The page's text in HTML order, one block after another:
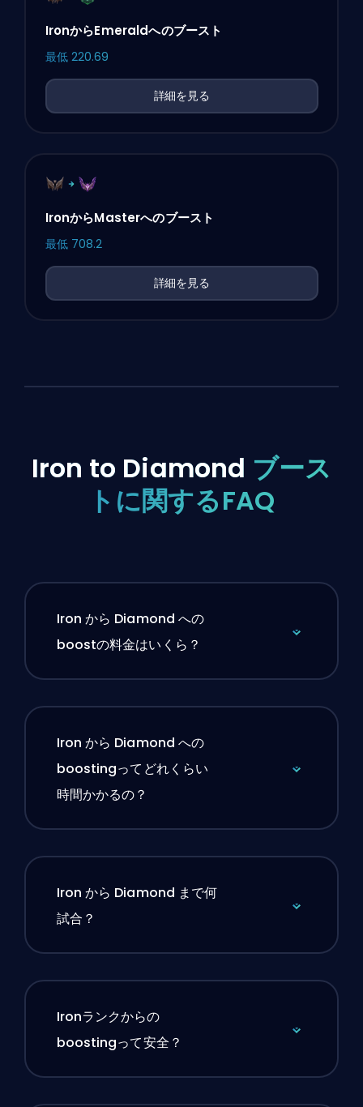
IronからEmeraldへのブースト
最低 220.69
詳細を見る
IronからMasterへのブースト
最低 708.2
詳細を見る
Iron to Diamond ブース
トに関するFAQ
Iron から Diamond への
boostの料金はいくら？
Iron から Diamond への
boostingってどれくらい
時間かかるの？
Iron から Diamond まで何
試合？
Ironランクからの
boostingって安全？